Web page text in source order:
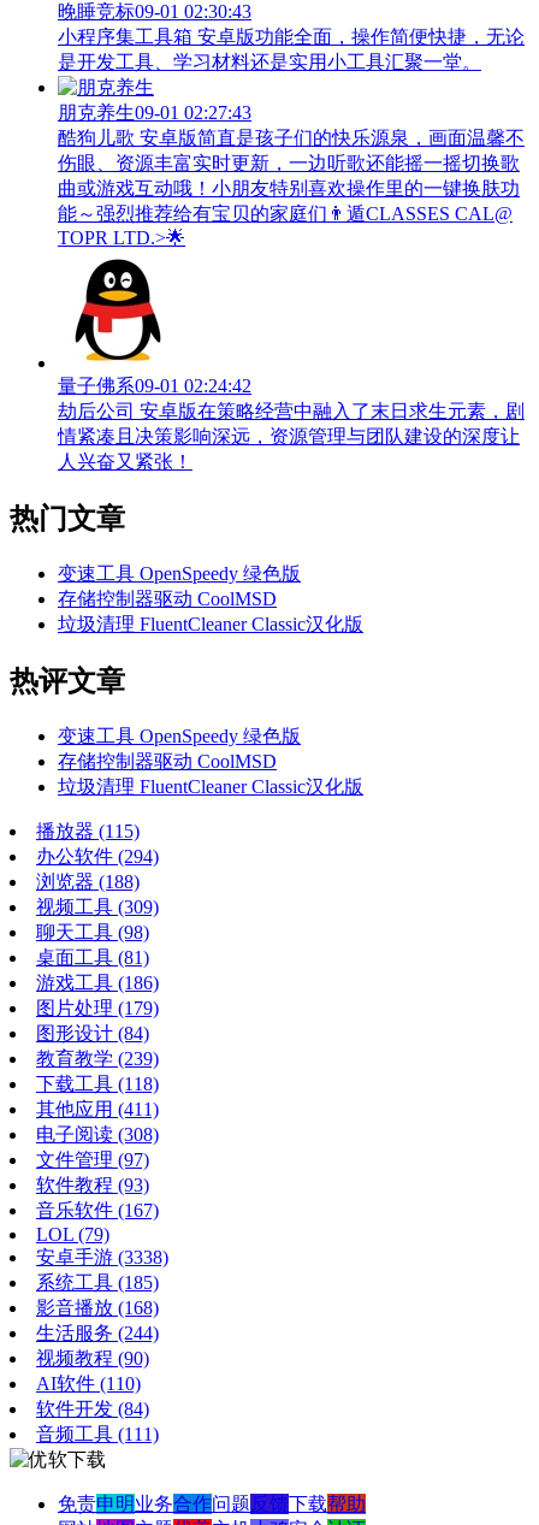
晚睡竞标09-01 02:30:43
小程序集工具箱 安卓版功能全面，操作简便快捷，无论
是开发工具、学习材料还是实用小工具汇聚一堂。
朋克养生09-01 02:27:43
酷狗儿歌 安卓版简直是孩子们的快乐源泉，画面温馨不
伤眼、资源丰富实时更新，一边听歌还能摇一摇切换歌
曲或游戏互动哦！小朋友特别喜欢操作里的一键换肤功
能～强烈推荐给有宝贝的家庭们👨‍遁️CLASSES CAL@
TOPR LTD.>🌟
量子佛系09-01 02:24:42
劫后公司 安卓版在策略经营中融入了末日求生元素，剧
情紧凑且决策影响深远，资源管理与团队建设的深度让
人兴奋又紧张！
热门文章
变速工具 OpenSpeedy 绿色版
存储控制器驱动 CoolMSD
垃圾清理 FluentCleaner Classic汉化版
热评文章
变速工具 OpenSpeedy 绿色版
存储控制器驱动 CoolMSD
垃圾清理 FluentCleaner Classic汉化版
播放器 (115)
办公软件 (294)
浏览器 (188)
视频工具 (309)
聊天工具 (98)
桌面工具 (81)
游戏工具 (186)
图片处理 (179)
图形设计 (84)
教育教学 (239)
下载工具 (118)
其他应用 (411)
电子阅读 (308)
文件管理 (97)
软件教程 (93)
音乐软件 (167)
LOL (79)
安卓手游 (3338)
系统工具 (185)
影音播放 (168)
生活服务 (244)
视频教程 (90)
AI软件 (110)
软件开发 (84)
音频工具 (111)
免责申明业务合作问题反馈下载帮助